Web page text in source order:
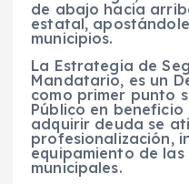
de abajo hacia
estatal,
municipios.
La Estrategia de
Mandatario, es un
como primer punto
Público en
adquirir deuda se
profesionalización,
equipamiento de
municipales.